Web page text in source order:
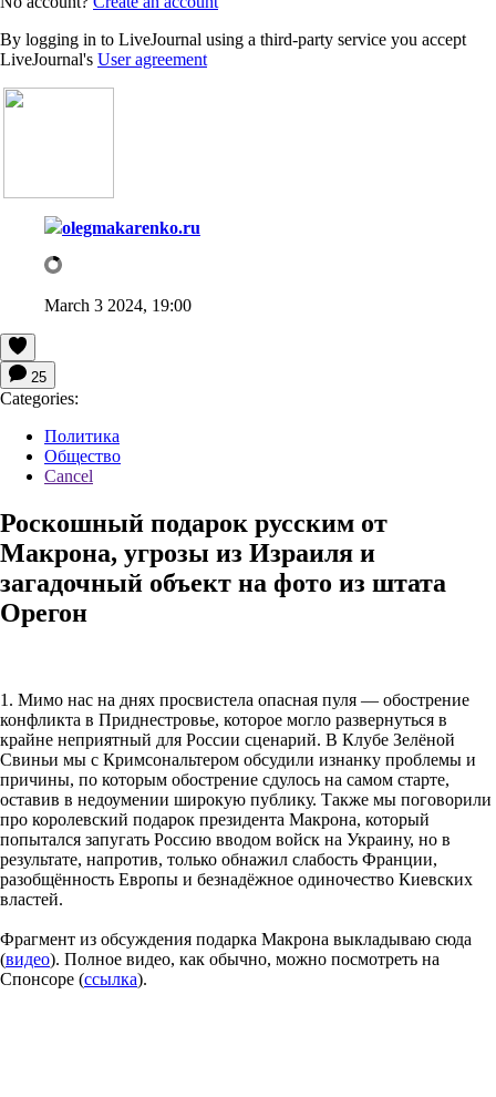
By logging in to LiveJournal using a third-party service you accept
LiveJournal's User agreement
olegmakarenko.ru
March 3 2024, 19:00
25
Categories:
Политика
Общество
Cancel
Роскошный подарок русским от
Макрона, угрозы из Израиля и
загадочный объект на фото из штата
Орегон
1. Мимо нас на днях просвистела опасная пуля — обострение
конфликта в Приднестровье, которое могло развернуться в
крайне неприятный для России сценарий. В Клубе Зелёной
Свиньи мы с Кримсональтером обсудили изнанку проблемы и
причины, по которым обострение сдулось на самом старте,
оставив в недоумении широкую публику. Также мы поговорили
про королевский подарок президента Макрона, который
попытался запугать Россию вводом войск на Украину, но в
результате, напротив, только обнажил слабость Франции,
разобщённость Европы и безнадёжное одиночество Киевских
властей.
Фрагмент из обсуждения подарка Макрона выкладываю сюда
(видео). Полное видео, как обычно, можно посмотреть на
Спонсоре (ссылка).